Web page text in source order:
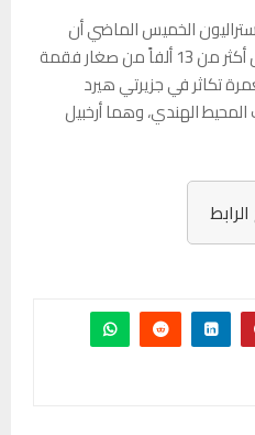
الخميس الماضي أن
السلالة نفسها تسببت في نفوق أكثر من 13 ألفاً من صغار فقمة
تكاثر في جزيرتي هيرد
الهندي، وهما أرخبيل